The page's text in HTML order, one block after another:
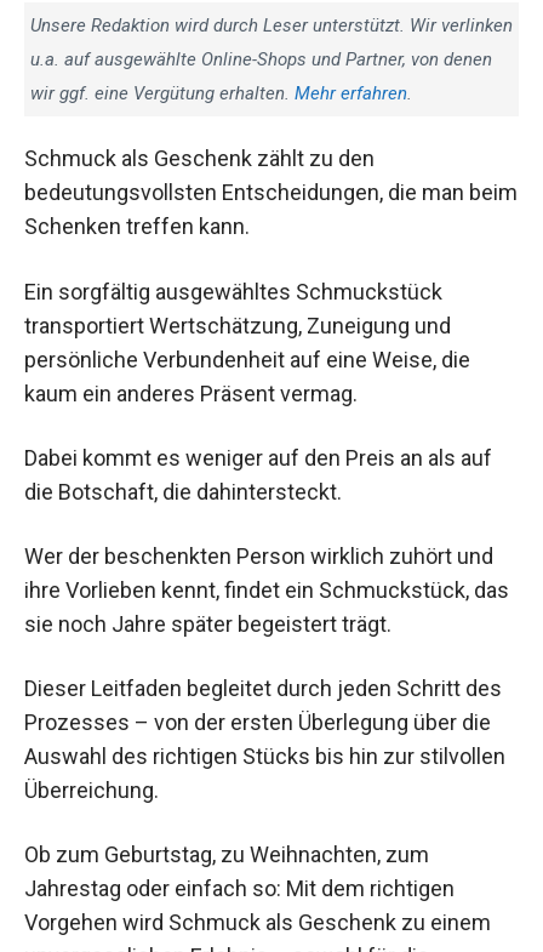
Unsere Redaktion wird durch Leser unterstützt. Wir verlinken
u.a. auf ausgewählte Online-Shops und Partner, von denen
wir ggf. eine Vergütung erhalten. Mehr erfahren.
Schmuck als Geschenk zählt zu den
bedeutungsvollsten Entscheidungen, die man beim
Schenken treffen kann.
Ein sorgfältig ausgewähltes Schmuckstück
transportiert Wertschätzung, Zuneigung und
persönliche Verbundenheit auf eine Weise, die
kaum ein anderes Präsent vermag.
Dabei kommt es weniger auf den Preis an als auf
die Botschaft, die dahintersteckt.
Wer der beschenkten Person wirklich zuhört und
ihre Vorlieben kennt, findet ein Schmuckstück, das
sie noch Jahre später begeistert trägt.
Dieser Leitfaden begleitet durch jeden Schritt des
Prozesses – von der ersten Überlegung über die
Auswahl des richtigen Stücks bis hin zur stilvollen
Überreichung.
Ob zum Geburtstag, zu Weihnachten, zum
Jahrestag oder einfach so: Mit dem richtigen
Vorgehen wird Schmuck als Geschenk zu einem